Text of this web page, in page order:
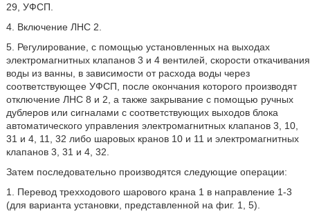
29, УФСП.
4. Включение ЛНС 2.
5. Регулирование, с помощью установленных на выходах
электромагнитных клапанов 3 и 4 вентилей, скорости откачивания
воды из ванны, в зависимости от расхода воды через
соответствующее УФСП, после окончания которого производят
отключение ЛНС 8 и 2, а также закрывание с помощью ручных
дублеров или сигналами с соответствующих выходов блока
автоматического управления электромагнитных клапанов 3, 10,
31 и 4, 11, 32 либо шаровых кранов 10 и 11 и электромагнитных
клапанов 3, 31 и 4, 32.
Затем последовательно производятся следующие операции:
1. Перевод трехходового шарового крана 1 в направление 1-3
(для варианта установки, представленной на фиг. 1, 5).